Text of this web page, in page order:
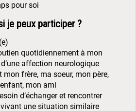
pour soi
je peux participer ?
quotidiennement à mon
affection neurologique
mon frère, ma soeur, mon père,
mon ami
d’échanger et rencontrer
une situation similaire